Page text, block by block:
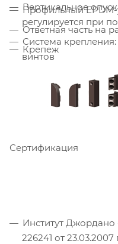
Вертикальное
регулируется при
Система
винтов
Профильный EPDM-
Ответная часть на
Крепеж
Сертификация
Институт
226241 от